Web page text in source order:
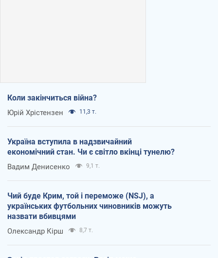
Коли закінчиться війна?
Юрій Хрістензен 11,3 т.
Україна вступила в надзвичайний
економічний стан. Чи є світло вкінці тунелю?
Вадим Денисенко 9,1 т.
Чий буде Крим, той і переможе (NSJ), а
українських футбольних чиновників можуть
назвати вбивцями
Олександр Кірш 8,7 т.